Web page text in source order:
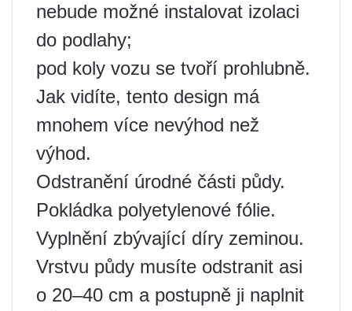
nebude možné instalovat izolaci
do podlahy;
pod koly vozu se tvoří prohlubně.
Jak vidíte, tento design má
mnohem více nevýhod než
výhod.
Odstranění úrodné části půdy.
Pokládka polyetylenové fólie.
Vyplnění zbývající díry zeminou.
Vrstvu půdy musíte odstranit asi
o 20–40 cm a postupně ji naplnit